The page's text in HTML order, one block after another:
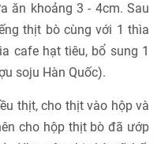
ăn khoảng 3 - 4cm. Sau
thịt bò cùng với 1 thìa
cafe hạt tiêu, bổ sung 1
soju Hàn Quốc).
thịt, cho thịt vào hộp và
cho hộp thịt bò đã ướp